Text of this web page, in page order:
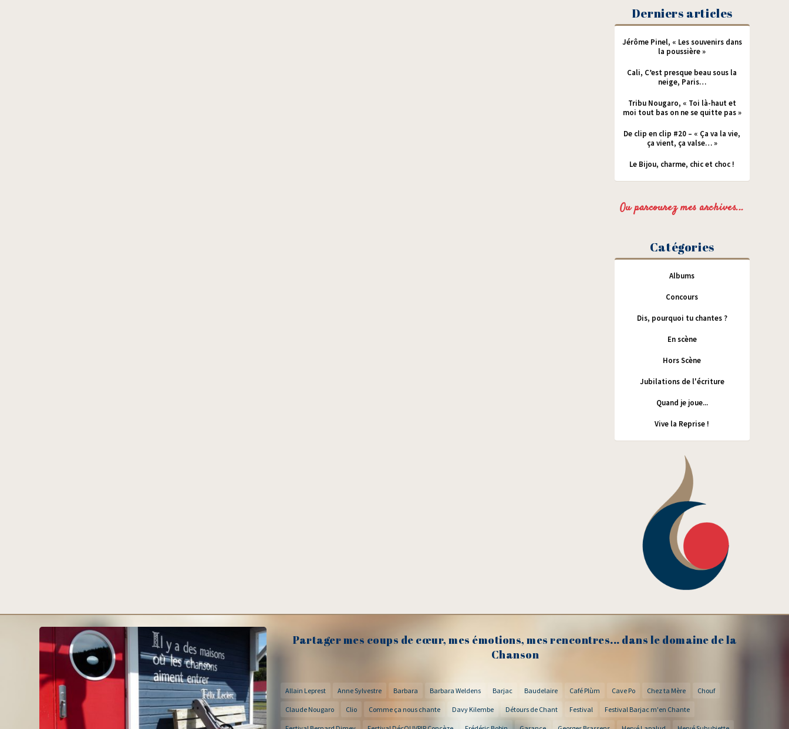
Derniers articles
Jérôme Pinel, « Les souvenirs dans
la poussière »
Cali, C’est presque beau sous la
neige, Paris…
Tribu Nougaro, « Toi là-haut et
moi tout bas on ne se quitte pas »
De clip en clip #20 – « Ça va la vie,
ça vient, ça valse… »
Le Bijou, charme, chic et choc !
Ou parcourez mes archives...
Catégories
Albums
Concours
Dis, pourquoi tu chantes ?
En scène
Hors Scène
Jubilations de l'écriture
Quand je joue...
Vive la Reprise !
Partager mes coups de cœur, mes émotions, mes rencontres... dans le domaine de la
Chanson
Allain Leprest Anne Sylvestre Barbara Barbara Weldens Barjac Baudelaire Café Plùm Cave Po Chez ta Mère Chouf
Claude Nougaro Clio Comme ça nous chante Davy Kilembe Détours de Chant Festival Festival Barjac m'en Chante